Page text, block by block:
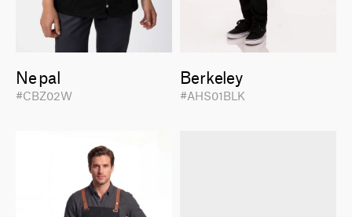
Nepal
#CBZ02W
Berkeley
#AHS01BLK